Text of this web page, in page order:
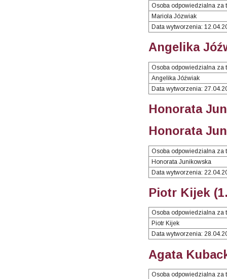
Osoba odpowiedzialna za
Mariola Józwiak
Data wytworzenia:
Angelika
Osoba odpowiedzialna za
Angelika Jóźwiak
Data wytworzenia:
Honorata
Honorata
Osoba odpowiedzialna za
Honorata Junikowska
Data wytworzenia:
Piotr Kijek
Osoba odpowiedzialna za
Piotr Kijek
Data wytworzenia:
Agata
Osoba odpowiedzialna za